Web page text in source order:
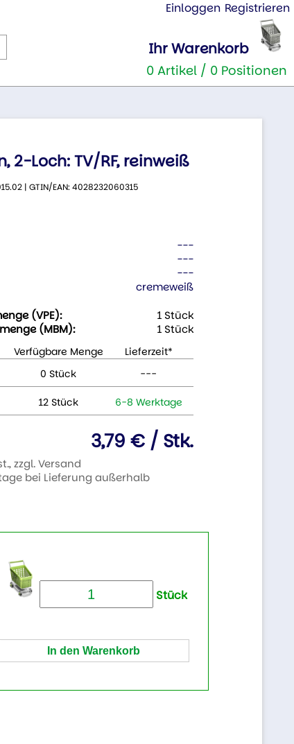
Einloggen Registrieren
Ihr Warenkorb
0 Artikel / 0 Positionen
Loch: TV/RF, reinweiß
| GTIN/EAN: 4028232060315
---
---
---
cremeweiß
(VPE):
1 Stück
(MBM):
1 Stück
Verfügbare Menge
Lieferzeit*
0 Stück ---
12 Stück 6-8 Werktage
3,79 € / Stk.
zzgl. Versand
bei Lieferung außerhalb
Stück